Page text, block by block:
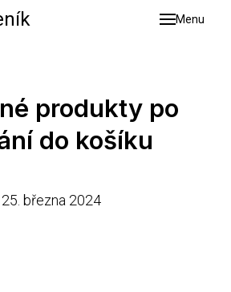
Menu
produkty po
do košíku
25. března 2024